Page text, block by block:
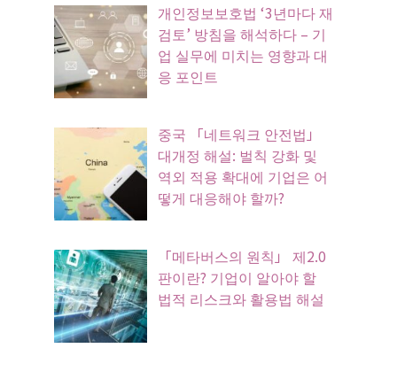
개인정보보호법 ‘3년마다 재
검토’ 방침을 해석하다 – 기
업 실무에 미치는 영향과 대
응 포인트
중국 「네트워크 안전법」
대개정 해설: 벌칙 강화 및
역외 적용 확대에 기업은 어
떻게 대응해야 할까?
「메타버스의 원칙」 제2.0
판이란? 기업이 알아야 할
법적 리스크와 활용법 해설